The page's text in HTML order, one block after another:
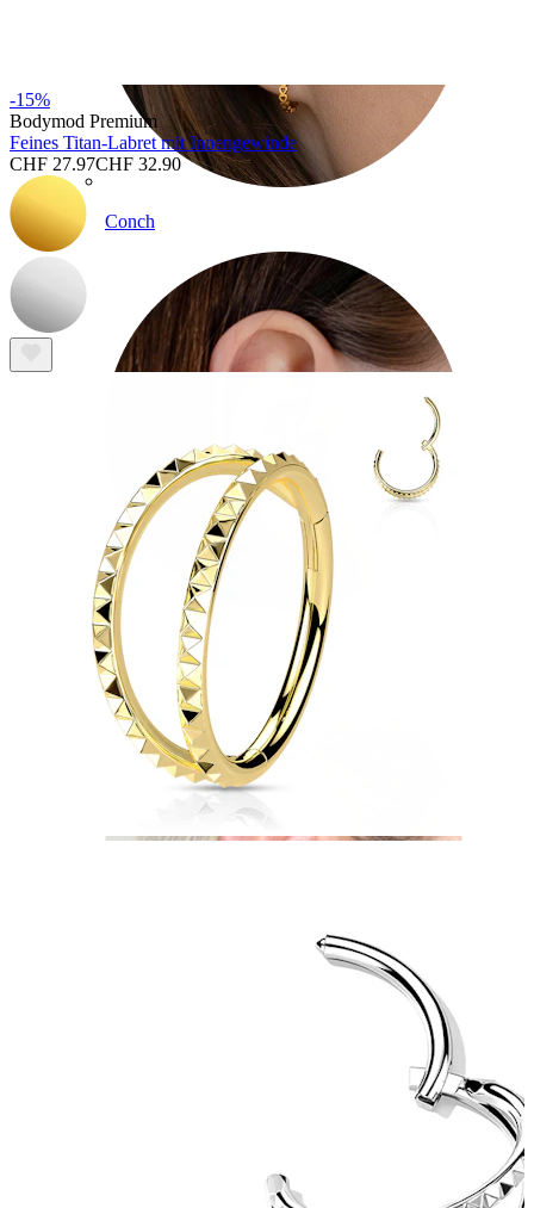
Conch
Daith
-15%
Bodymod Premium
Feines Titan-Labret mit Innengewinde
CHF 27.97CHF 32.90